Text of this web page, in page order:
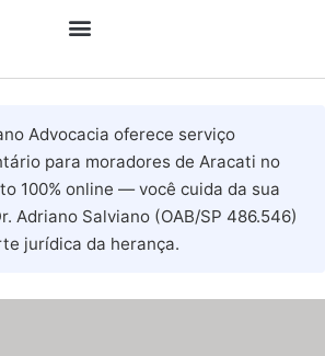
Advocacia oferece serviço
para moradores de Aracati no
100% online — você cuida da sua
Adriano Salviano (OAB/SP 486.546)
jurídica da herança.